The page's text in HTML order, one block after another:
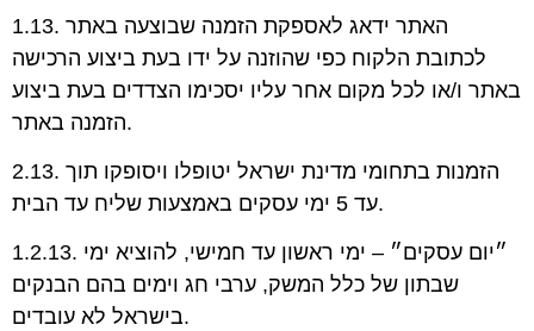
1.13. האתר ידאג לאספקת הזמנה שבוצעה באתר
לכתובת הלקוח כפי שהוזנה על ידו בעת ביצוע הרכישה
באתר ו/או לכל מקום אחר עליו יסכימו הצדדים בעת ביצוע
הזמנה באתר.
2.13. הזמנות בתחומי מדינת ישראל יטופלו ויסופקו תוך
עד 5 ימי עסקים באמצעות שליח עד הבית.
1.2.13. ״יום עסקים״ – ימי ראשון עד חמישי, להוציא ימי
שבתון של כלל המשק, ערבי חג וימים בהם הבנקים
בישראל לא עובדים.